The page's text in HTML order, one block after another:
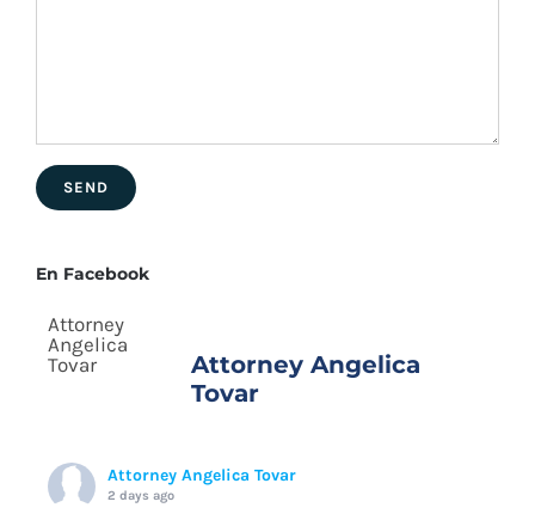
En Facebook
Attorney Angelica
Tovar
Attorney Angelica Tovar
2 days ago